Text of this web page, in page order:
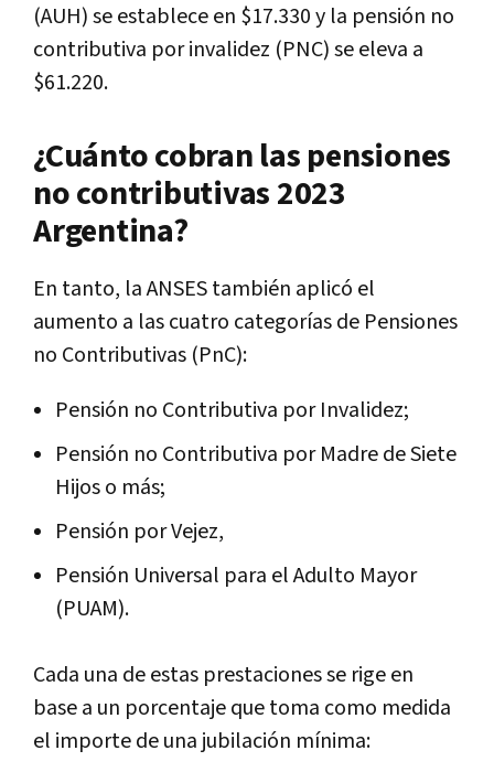
(AUH) se establece en $17.330 y la pensión no
contributiva por invalidez (PNC) se eleva a
$61.220.
¿Cuánto cobran las pensiones
no contributivas 2023
Argentina?
En tanto, la ANSES también aplicó el
aumento a las cuatro categorías de Pensiones
no Contributivas (PnC):
Pensión no Contributiva por Invalidez;
Pensión no Contributiva por Madre de Siete
Hijos o más;
Pensión por Vejez,
Pensión Universal para el Adulto Mayor
(PUAM).
Cada una de estas prestaciones se rige en
base a un porcentaje que toma como medida
el importe de una jubilación mínima: